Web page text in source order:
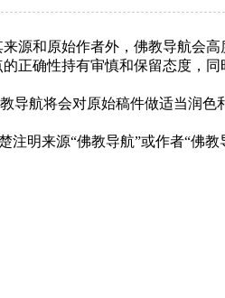
源和原始作者外，佛教导航会
正确性持有审慎和保留态度，
导航将会对原始稿件做适当润色
明来源“佛教导航”或作者“佛教